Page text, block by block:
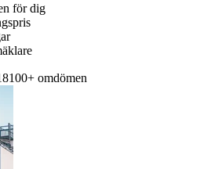
för dig
+ omdömen